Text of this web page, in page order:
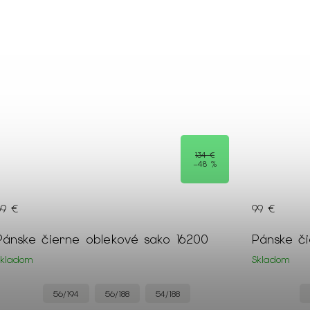
134 €
–48 %
Pánske čierne oblekové sako 16200
€
56/194 56/188 54/188
Pánske
Skladom
99 €